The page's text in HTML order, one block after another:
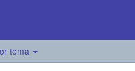
tema